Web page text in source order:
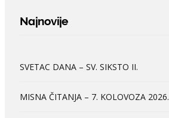
Najnovije
SVETAC DANA – SV. SIKSTO II.
MISNA ČITANJA – 7. KOLOVOZA 2026.